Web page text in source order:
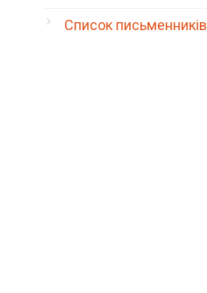
Список письменників